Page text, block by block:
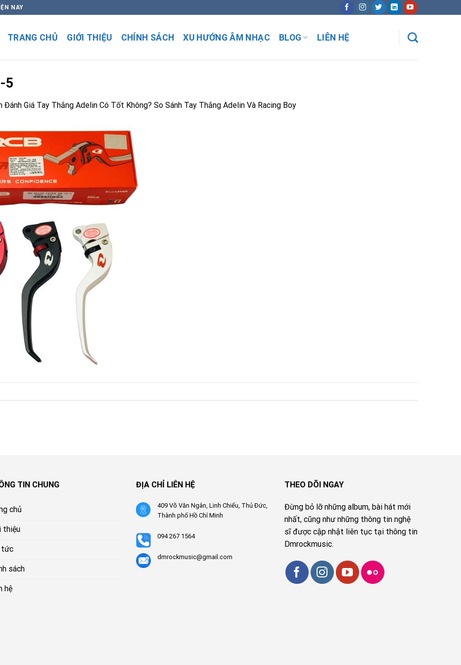
NAY
TRANG CHỦ GIỚI THIỆU CHÍNH SÁCH XU HƯỚNG ÂM NHẠC BLOG LIÊN HỆ
5
Đánh Giá Tay Thắng Adelin Có Tốt Không? So Sánh Tay Thắng Adelin Và Racing Boy
TIN CHUNG
chủ
thiệu
tức
sách
hệ
ĐỊA CHỈ LIÊN HỆ
409 Võ Văn Ngân, Linh Chiểu, Thủ Đức,
Thành phố Hồ Chí Minh
094 267 1564
dmrockmusic@gmail.com
THEO DÕI NGAY
Đừng bỏ lỡ những album, bài hát mới
nhất, cũng như những thông tin nghệ
sĩ được cập nhật liên tục tại thông tin
Dmrockmusic.